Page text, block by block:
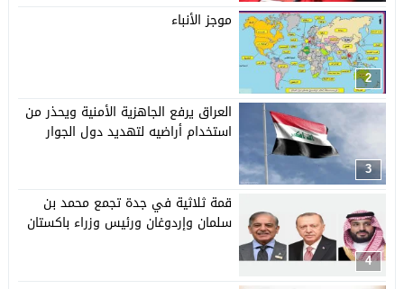
2
موجز الأنباء
3
العراق يرفع الجاهزية الأمنية ويحذر من
استخدام أراضيه لتهديد دول الجوار
4
قمة ثلاثية في جدة تجمع محمد بن
سلمان وإردوغان ورئيس وزراء باكستان